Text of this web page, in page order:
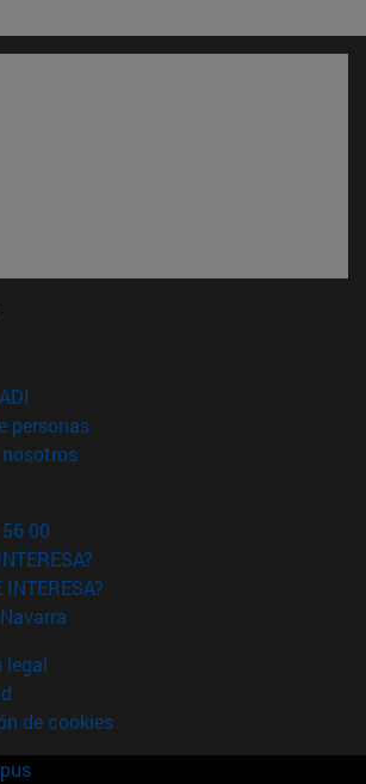
en nueva ventana)
personas(abre en nueva ventana)
(abre en nueva ventana)
00
INTERESA?
legal
de cookies